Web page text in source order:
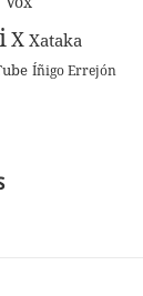
X Xataka
Íñigo Errejón